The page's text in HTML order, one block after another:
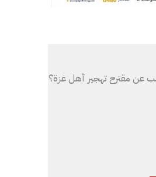
عن مقترح تهجير أهل غزة؟